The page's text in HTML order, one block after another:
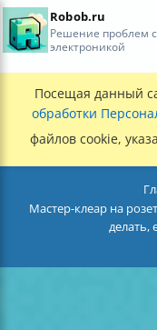
Robob.ru
Решение проблем
электроникой
Посещая данный
обработки
файлов cookie,
Мастер-клеар на
делать,